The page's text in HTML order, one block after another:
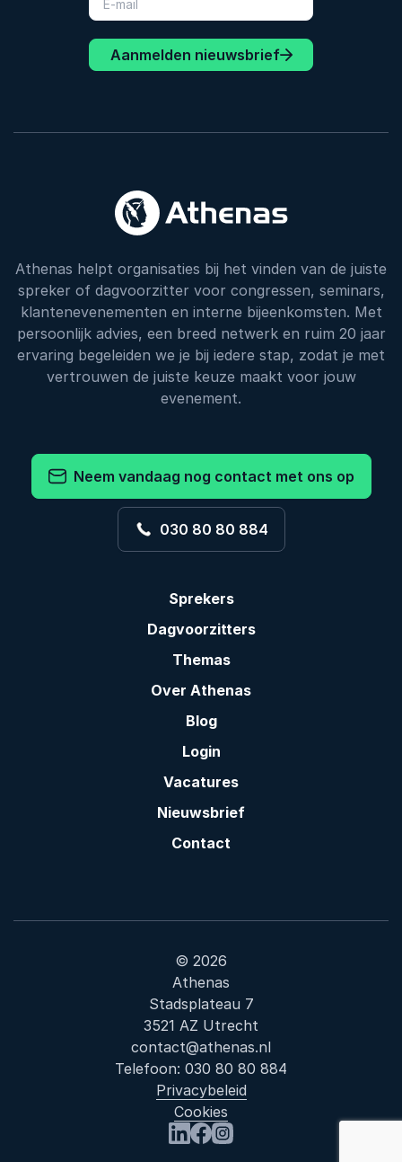
Aanmelden nieuwsbrief
Athenas helpt organisaties bij het vinden van de juiste
spreker of dagvoorzitter voor congressen, seminars,
klantenevenementen en interne bijeenkomsten. Met
persoonlijk advies, een breed netwerk en ruim 20 jaar
ervaring begeleiden we je bij iedere stap, zodat je met
vertrouwen de juiste keuze maakt voor jouw
evenement.
Neem vandaag nog contact met ons op
030 80 80 884
Sprekers
Dagvoorzitters
Themas
Over Athenas
Blog
Login
Vacatures
Nieuwsbrief
Contact
© 2026
Athenas
Stadsplateau 7
3521 AZ Utrecht
contact@athenas.nl
Telefoon: 030 80 80 884
Privacybeleid
Cookies